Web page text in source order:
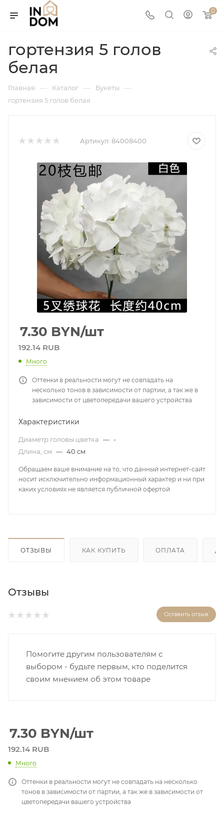
0
гортензия 5 голов
белая
Главная — Каталог — Букеты —
гортензия 5 голов белая
Артикул: 84008400
7.30 BYN/шт
192.14 RUB
Много
Оттенки в реальности могут не совпадать на
несколько тонов в зависимости от партии, а так же в
зависимости от цветопередачи вашего устройства
Характеристики
Диаметр головы цветка — -
Длина, см — 40 см
Обращаем ваше внимание на то, что данный интернет-сайт
носит исключительно информационный характер и ни при
каких условиях не является публичной офертой
ОТЗЫВЫ КАК КУПИТЬ ОПЛАТА
Отзывы
Оставить отзыв
Помогите другим пользователям с
выбором - будьте первым, кто поделится
своим мнением об этом товаре
7.30 BYN/шт
192.14 RUB
Много
Оттенки в реальности могут не совпадать на несколько
тонов в зависимости от партии, а так же в зависимости от
цветопередачи вашего устройства